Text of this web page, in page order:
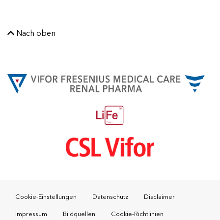
Nach oben
Footer
Cookie-Einstellungen Datenschutz Disclaimer
Impressum Bildquellen Cookie-Richtlinien